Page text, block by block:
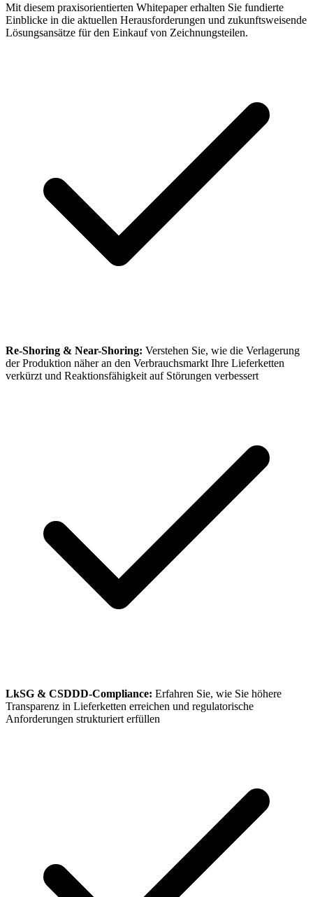
Mit diesem praxisorientierten Whitepaper erhalten Sie fundierte
Einblicke in die aktuellen Herausforderungen und zukunftsweisende
Lösungsansätze für den Einkauf von Zeichnungsteilen.
Re-Shoring & Near-Shoring: Verstehen Sie, wie die Verlagerung
der Produktion näher an den Verbrauchsmarkt Ihre Lieferketten
verkürzt und Reaktionsfähigkeit auf Störungen verbessert
LkSG & CSDDD-Compliance: Erfahren Sie, wie Sie höhere
Transparenz in Lieferketten erreichen und regulatorische
Anforderungen strukturiert erfüllen